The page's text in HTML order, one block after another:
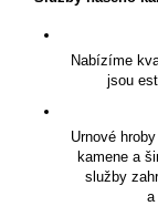
Nabízíme
jsou
Urnové
kamene a
služby
a